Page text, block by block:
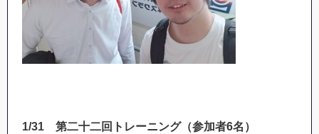
1/31 第二十二回トレーニング（参加者6名）